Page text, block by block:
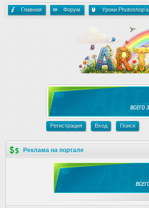
Главная Форум Уроки Photoshop'a
Регистрация Вход Поиск
Реклама на портале